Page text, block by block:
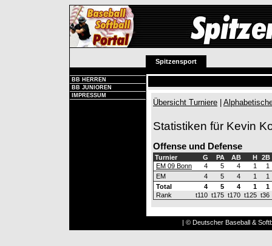
Spitzensport
BB HERREN
BB JUNIOREN
IMPRESSUM
Übersicht Turniere
Statistiken für Kevin
Offense und Defense
Turnier G PA AB H
2B
EM 09 Bonn
4 5 4 1
1
EM
4 5 4 1
1
Total
4 5 4 1
1
Rank
t110 t175 t170 t125 t36
| © Deutscher Baseball &